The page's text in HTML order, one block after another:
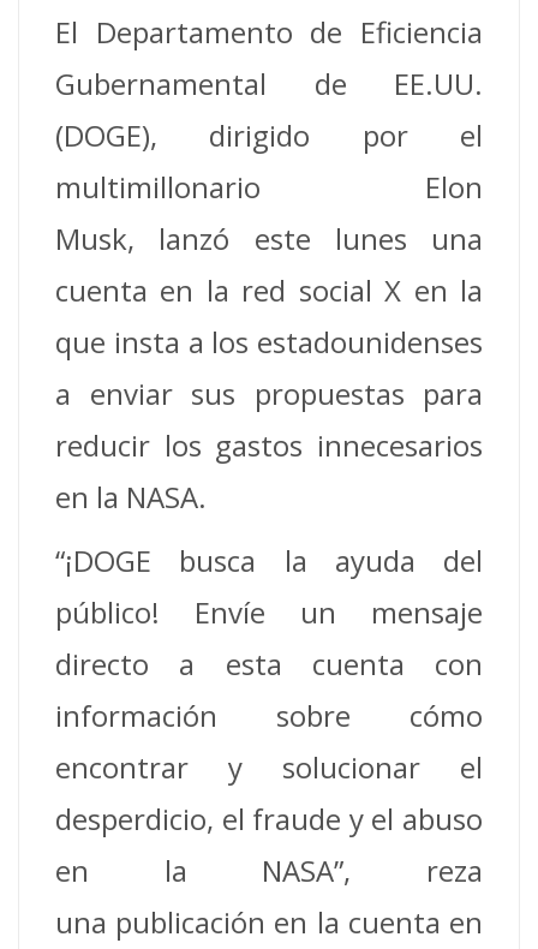
El Departamento de Eficiencia
Gubernamental de EE.UU.
(DOGE), dirigido por el
multimillonario Elon
Musk, lanzó este lunes una
cuenta en la red social X en la
que insta a los estadounidenses
a enviar sus propuestas para
reducir los gastos innecesarios
en la NASA.
“¡DOGE busca la ayuda del
público! Envíe un mensaje
directo a esta cuenta con
información sobre cómo
encontrar y solucionar el
desperdicio, el fraude y el abuso
en la NASA”, reza
una publicación en la cuenta en